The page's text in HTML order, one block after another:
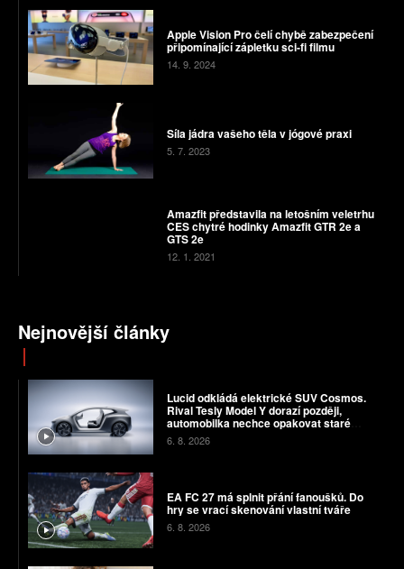
Apple Vision Pro čelí chybě zabezpečení
připomínající zápletku sci-fi filmu
14. 9. 2024
Síla jádra vašeho těla v jógové praxi
5. 7. 2023
Amazfit představila na letošním veletrhu
CES chytré hodinky Amazfit GTR 2e a
GTS 2e
12. 1. 2021
Nejnovější články
Lucid odkládá elektrické SUV Cosmos.
Rival Tesly Model Y dorazí později,
automobilka nechce opakovat staré
chyby
6. 8. 2026
EA FC 27 má splnit přání fanoušků. Do
hry se vrací skenování vlastní tváře
6. 8. 2026